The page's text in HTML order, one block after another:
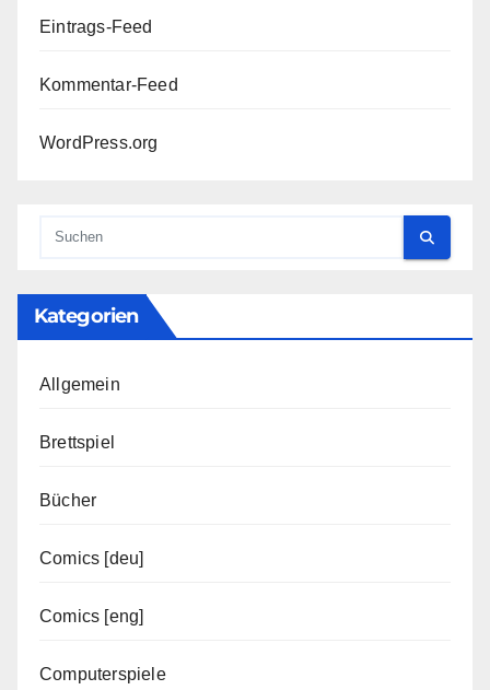
Eintrags-Feed
Kommentar-Feed
WordPress.org
Kategorien
Allgemein
Brettspiel
Bücher
Comics [deu]
Comics [eng]
Computerspiele